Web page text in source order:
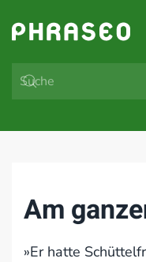
Zum Hauptinhalt
Am
»Er hatte